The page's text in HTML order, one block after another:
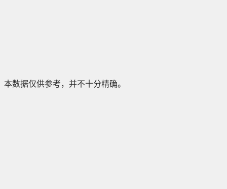
本数据仅供参考，并不十分精确。